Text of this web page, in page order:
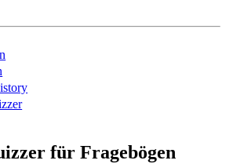
für Fragebögen